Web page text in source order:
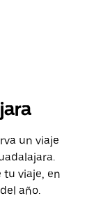
un viaje
tu viaje, en
año.